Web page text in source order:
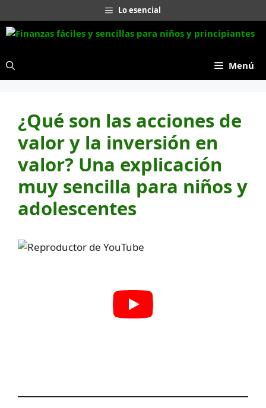
al
contenido
Lo esencial
Menú
¿Qué son las acciones de
valor y la inversión en
valor? Una explicación
muy sencilla para niños y
adolescentes